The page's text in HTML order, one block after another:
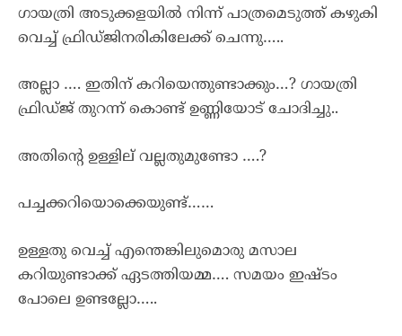
ഗായത്രി അടുക്കളയിൽ നിന്ന് പാത്രമെടുത്ത് കഴുകി
വെച്ച് ഫ്രിഡ്ജിനരികിലേക്ക് ചെന്നു…..
അല്ലാ …. ഇതിന് കറിയെന്തുണ്ടാക്കും…? ഗായത്രി
ഫ്രിഡ്ജ് തുറന്ന് കൊണ്ട് ഉണ്ണിയോട് ചോദിച്ചു..
അതിന്റെ ഉള്ളില് വല്ലതുമുണ്ടോ ….?
പച്ചക്കറിയൊക്കെയുണ്ട്……
ഉള്ളതു വെച്ച് എന്തെങ്കിലുമൊരു മസാല
കറിയുണ്ടാക്ക് ഏടത്തിയമ്മ…. സമയം ഇഷ്ടം
പോലെ ഉണ്ടല്ലോ…..